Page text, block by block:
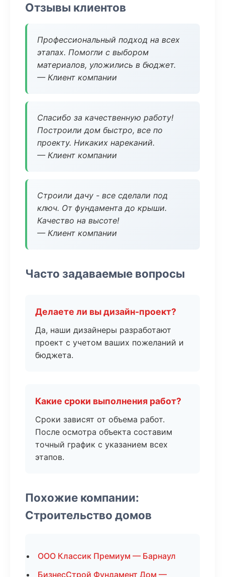
Отзывы клиентов
Профессиональный подход на всех
этапах. Помогли с выбором
материалов, уложились в бюджет.
— Клиент компании
Спасибо за качественную работу!
Построили дом быстро, все по
проекту. Никаких нареканий.
— Клиент компании
Строили дачу - все сделали под
ключ. От фундамента до крыши.
Качество на высоте!
— Клиент компании
Часто задаваемые вопросы
Делаете ли вы дизайн-проект?
Да, наши дизайнеры разработают
проект с учетом ваших пожеланий и
бюджета.
Какие сроки выполнения работ?
Сроки зависят от объема работ.
После осмотра объекта составим
точный график с указанием всех
этапов.
Похожие компании:
Строительство домов
ООО Классик Премиум — Барнаул
БизнесСтрой Фундамент Дом —